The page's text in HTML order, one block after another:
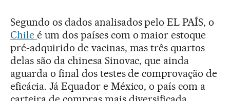
Segundo os dados analisados pelo EL PAÍS, o
Chile é um dos países com o maior estoque
pré-adquirido de vacinas, mas três quartos
delas são da chinesa Sinovac, que ainda
aguarda o final dos testes de comprovação de
eficácia. Já Equador e México, o país com a